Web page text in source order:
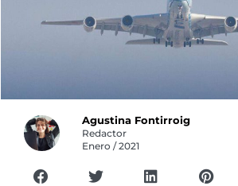
Agustina Fontirroig
Redactor
Enero / 2021